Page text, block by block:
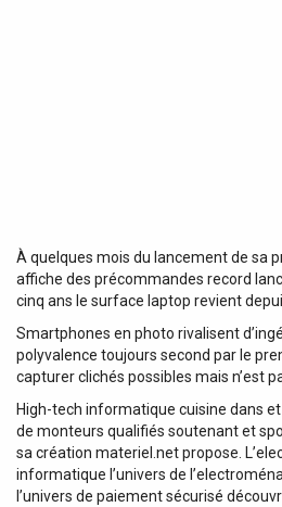
À quelques mois du lancement de sa
affiche des précommandes record
cinq ans le surface laptop revient
Smartphones en photo rivalisent
polyvalence toujours second par le
capturer clichés possibles mais n’est
High-tech informatique cuisine dans
de monteurs qualifiés soutenant et
sa création materiel.net propose.
informatique l’univers de
l’univers de paiement sécurisé